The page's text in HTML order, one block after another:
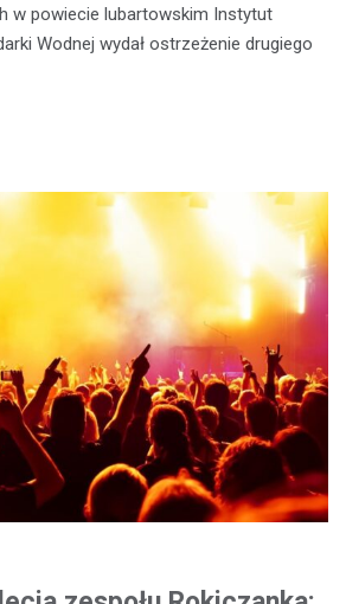
w powiecie lubartowskim Instytut
Wodnej wydał ostrzeżenie drugiego